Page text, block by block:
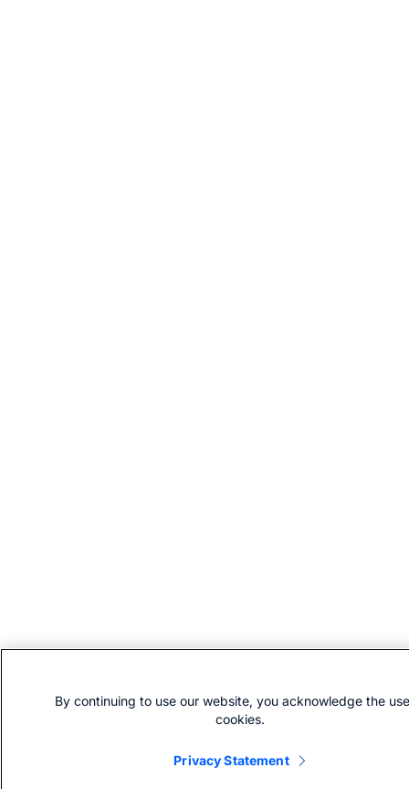
By continuing to use our website, you acknowledge the
cookies.
Privacy Statement